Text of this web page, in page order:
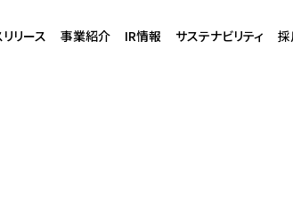
リース 事業紹介 IR情報 サステナビリティ